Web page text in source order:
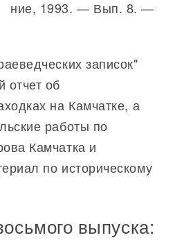
ние, 1993. — Вып. 8. —
записок"
отчет об
на Камчатке, а
работы по
Камчатка и
по историческому
выпуска: